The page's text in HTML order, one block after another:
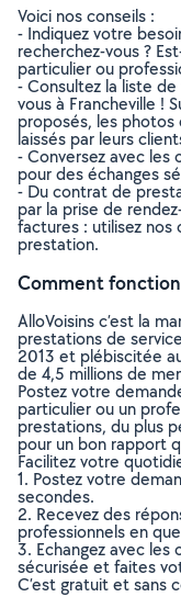
Voici nos conseils :
- Indiquez votre
recherchez-vous ?
particulier ou
- Consultez la liste
vous à Francheville !
proposés, les photos
laissés par leurs
- Conversez avec les
pour des échanges
- Du contrat de
par la prise de
factures : utilisez
prestation.
Comment
AlloVoisins c’est la
prestations de
2013 et plébiscitée
de 4,5 millions de
Postez votre
particulier ou un
prestations, du plus
pour un bon rapport
Facilitez votre
1. Postez votre
secondes.
2. Recevez des
professionnels en
3. Echangez avec
sécurisée et faites
C’est gratuit et sans